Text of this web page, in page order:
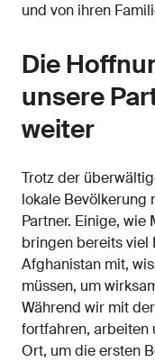
und von ihren
Die
unsere
weiter
Trotz der
lokale Bevölkerung
Partner. Einige, wie
bringen bereits viel
Afghanistan mit,
müssen, um
Während wir mit
fortfahren, arbeiten
Ort, um die ersten